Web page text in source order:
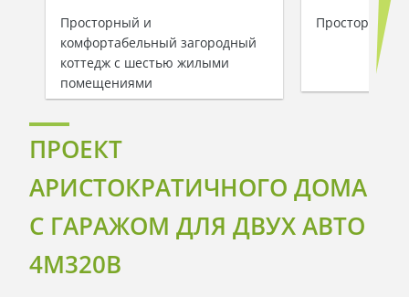
Просторный и
комфортабельный загородный
коттедж с шестью жилыми
помещениями
Просторный
ПРОЕКТ
АРИСТОКРАТИЧНОГО ДОМА
С ГАРАЖОМ ДЛЯ ДВУХ АВТО
4M320B